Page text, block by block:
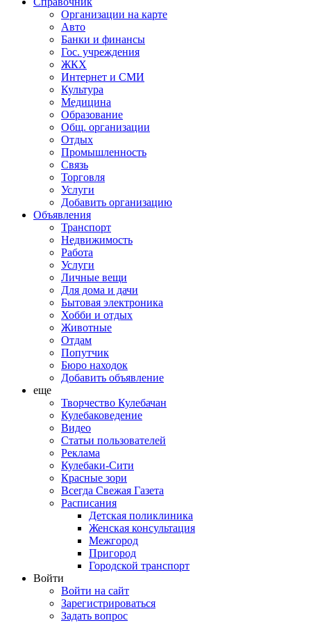
Организации на карте
Авто
Банки и финансы
Гос. учреждения
ЖКХ
Интернет и СМИ
Культура
Медицина
Образование
Общ. организации
Отдых
Промышленность
Связь
Торговля
Услуги
Добавить организацию
Объявления
Транспорт
Недвижимость
Работа
Услуги
Личные вещи
Для дома и дачи
Бытовая электроника
Хобби и отдых
Животные
Отдам
Попутчик
Бюро находок
Добавить объявление
еще
Творчество Кулебачан
Кулебаковедение
Видео
Статьи пользователей
Реклама
Кулебаки-Сити
Красные зори
Всегда Свежая Газета
Расписания
Детская поликлиника
Женская консультация
Межгород
Пригород
Городской транспорт
Войти
Войти на сайт
Зарегистрироваться
Задать вопрос